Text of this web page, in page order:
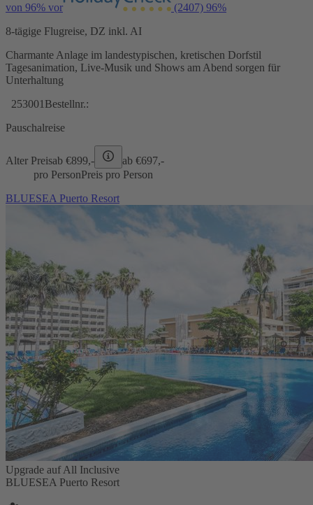
von 96% vor (2407) 96%
8-tägige Flugreise, DZ inkl. AI
Charmante Anlage im landestypischen, kretischen Dorfstil
Tagesanimation, Live-Musik und Shows am Abend sorgen für
Unterhaltung
253001 Bestellnr.:
Pauschalreise
Alter Preisab €899,- ab €697,-
pro PersonPreis pro Person
BLUESEA Puerto Resort
Upgrade auf All Inclusive
BLUESEA Puerto Resort